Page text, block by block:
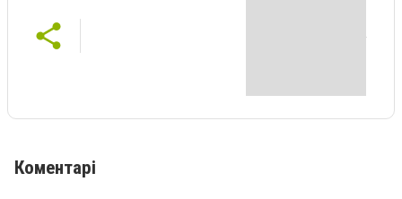
Коментарі